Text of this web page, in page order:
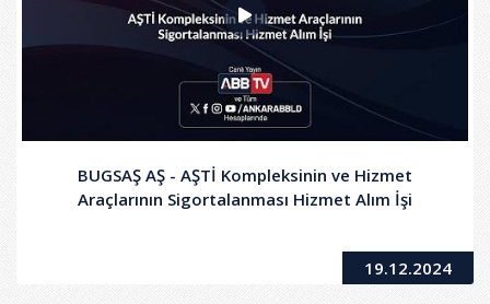
BUGSAŞ AŞ - AŞTİ Kompleksinin ve Hizmet
Araçlarının Sigortalanması Hizmet Alım İşi
19.12.2024